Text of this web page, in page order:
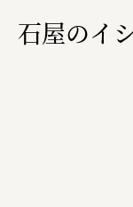
アトラス化成
石屋のイ